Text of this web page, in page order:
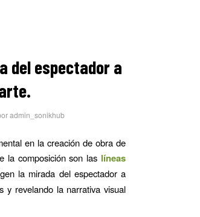
del espectador a
admin_sonikhub
en la creación de obra de
la composición son las líneas
la mirada del espectador a
y revelando la narrativa visual